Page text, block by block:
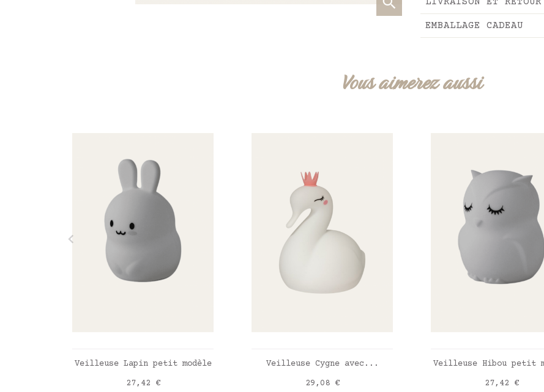
EMBALLAGE CADEAU
Vous aimerez aussi
AJOUTER AU PANIER
Veilleuse Lapin petit modèle
Prix
27,42 €
AJOUTER AU PANIER
Veilleuse Cygne avec...
Prix
29,08 €
AJOUTER AU
Veilleuse Hibou petit
Prix
27,42 €